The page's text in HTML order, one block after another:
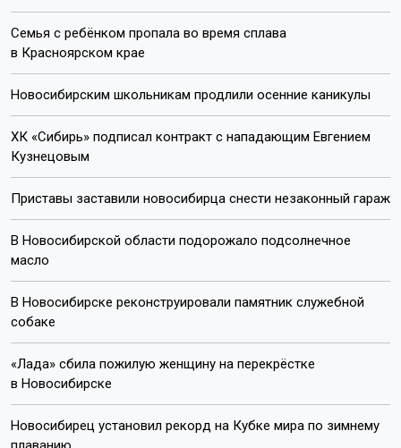
Семья с ребёнком пропала во время сплава
в Красноярском крае
Новосибирским школьникам продлили осенние каникулы
ХК «Сибирь» подписал контракт с нападающим Евгением
Кузнецовым
Приставы заставили новосибирца снести незаконный гараж
В Новосибирской области подорожало подсолнечное
масло
В Новосибирске реконструировали памятник служебной
собаке
«Лада» сбила пожилую женщину на перекрёстке
в Новосибирске
Новосибирец установил рекорд на Кубке мира по зимнему